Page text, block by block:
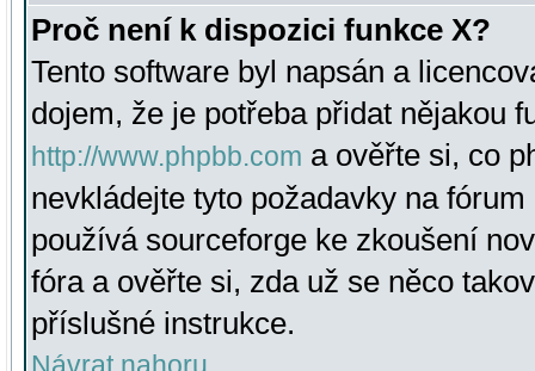
Proč není k dispozici funkce X?
Tento software byl napsán a
dojem, že je potřeba přidat nějakou
http://www.phpbb.com a ověřte si, co
nevkládejte tyto požadavky na
používá sourceforge ke zkoušení
fóra a ověřte si, zda už se něco
příslušné instrukce.